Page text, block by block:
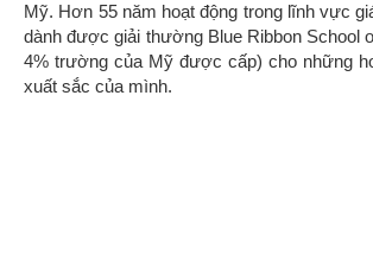
Mỹ. Hơn 55 năm hoạt động trong lĩnh vực
dành được giải thường Blue Ribbon School
4% trường của Mỹ được cấp) cho những
xuất sắc của mình.